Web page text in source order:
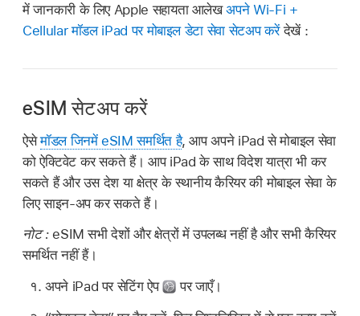
में जानकारी के लिए Apple सहायता आलेखअपने Wi-Fi +
Cellular मॉडल iPad पर मोबाइल डेटा सेवा सेटअप करेंदेखें :
eSIM सेटअप करें
ऐसेमॉडल जिनमें eSIM समर्थित है, आप अपने iPad से मोबाइल सेवा
को ऐक्टिवेट कर सकते हैं। आप iPad के साथ विदेश यात्रा भी कर
सकते हैं और उस देश या क्षेत्र के स्थानीय कैरियर की मोबाइल सेवा के
लिए साइन-अप कर सकते हैं।
नोट : eSIM सभी देशों और क्षेत्रों में उपलब्ध नहीं है और सभी कैरियर
समर्थित नहीं हैं।
अपने iPad पर सेटिंग ऐप
पर जाएँ।